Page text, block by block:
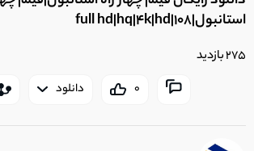
استانبول|full hd|hq|4k|hd|108
275 بازدید
0 دانلود